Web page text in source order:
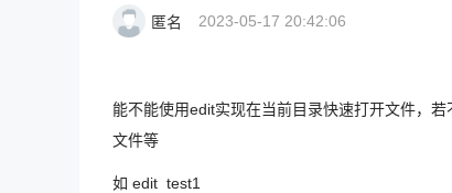
匿名 2023-05-17 20:42:06
能不能使用edit实现在当前目录快速打开文件，
文件等
如 edit test1